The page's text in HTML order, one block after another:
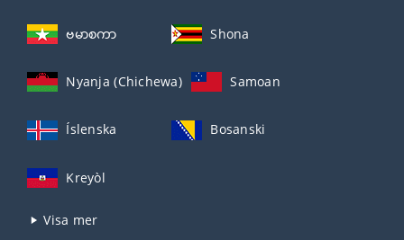
ဗမာစကာ Shona
Nyanja (Chichewa) Samoan
Íslenska Bosanski
Kreyòl
Visa mer